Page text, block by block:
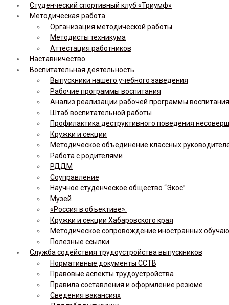
Студенческий спортивный клуб «Триумф»
Методическая работа
Организация методической работы
Методисты техникума
Аттестация работников
Наставничество
Воспитательная деятельность
Выпускники нашего учебного заведения
Рабочие программы воспитания
Анализ реализации рабочей программы
Штаб воспитательной работы
Профилактика деструктивного поведения
Кружки и секции
Методическое объединение классных
Работа с родителями
РДДМ
Соуправление
Научное студенческое общество “Экос”
Музей
«Россия в объективе».
Кружки и секции Хабаровского края
Методическое сопровождение иностранных
Полезные ссылки
Служба содействия трудоустройства выпускников
Нормативные документы ССТВ
Правовые аспекты трудоустройства
Правила составления и оформление резюме
Сведения вакансиях